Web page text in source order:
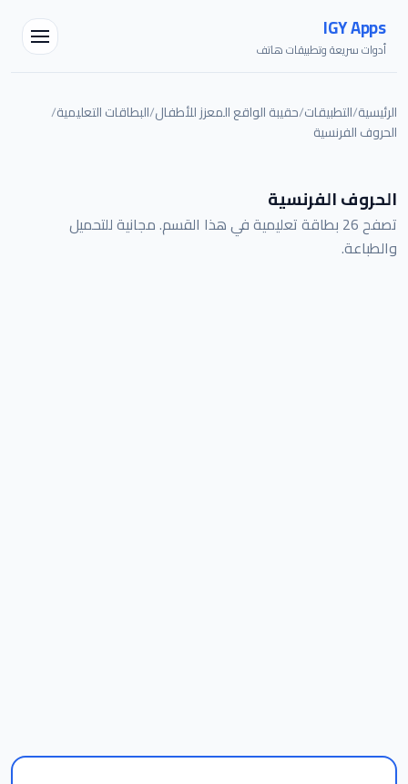
IGY Apps
أدوات سريعة وتطبيقات هاتف
الرئيسية/التطبيقات/حقيبة الواقع المعزز للأطفال/البطاقات التعليمية/
الحروف الفرنسية
الحروف الفرنسية
تصفح 26 بطاقة تعليمية في هذا القسم. مجانية للتحميل
والطباعة.
مساعد IGY
متصل — اسألني أي شيء